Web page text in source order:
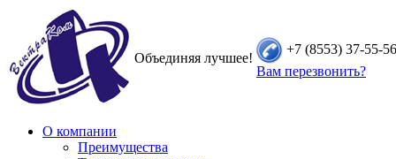
Объединяя лучшее!
+7 (8553) 37-55-56
Вам перезвонить?
О компании
Преимущества